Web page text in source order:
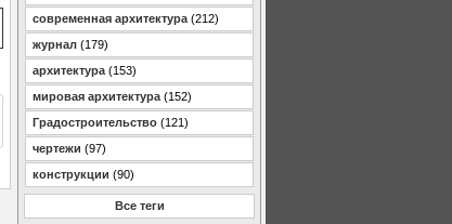
современная архитектура (212)
журнал (179)
архитектура (153)
мировая архитектура (152)
Градостроительство (121)
чертежи (97)
конструкции (90)
Все теги